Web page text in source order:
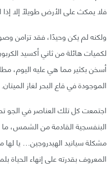
فلا يمكث على الأرض طويلًا إلا إذا
ولكنه لم يكن وحيدًا، فقد تزامن
لكميات هائلة من ثاني أكسيد
أسخن بكثير مما هي عليه اليوم،
الموجودة في قاع البحر لغاز الميتان.
اجتمعت كل تلك العناصر في
البنفسجية القادمة من الشمس، ما
مشكلة سيانيد الهيدروجين… يا لها
المعروف بقدرته على إنهاء الحياة